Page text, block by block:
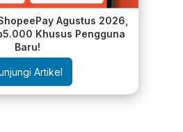
Agustus 2026,
Khusus Pengguna
Baru!
Artikel